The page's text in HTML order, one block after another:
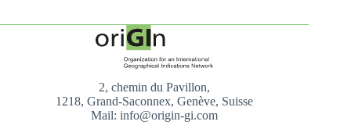
2, chemin du Pavillon,
1218, Grand-Saconnex, Genève, Suisse
Mail: info@origin-gi.com